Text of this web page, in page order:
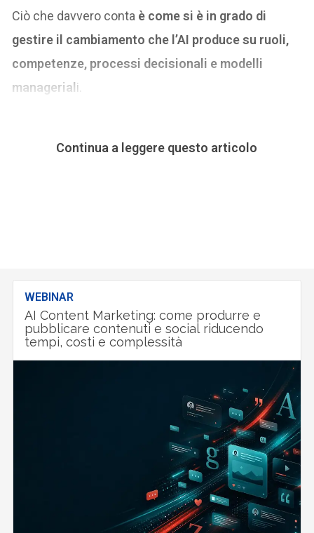
Ciò che davvero conta è come si è in grado di
gestire il cambiamento che l’AI produce su ruoli,
competenze, processi decisionali e modelli
manageriali.
Continua a leggere questo articolo
WEBINAR
AI Content Marketing: come produrre e
pubblicare contenuti e social riducendo
tempi, costi e complessità